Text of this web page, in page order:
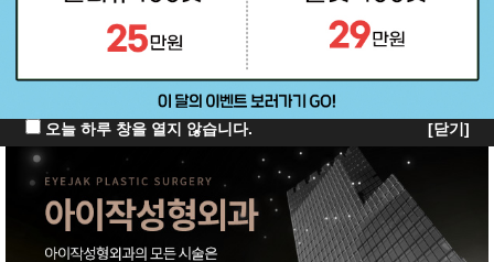
오늘 하루 창을 열지 않습니다. [닫기]